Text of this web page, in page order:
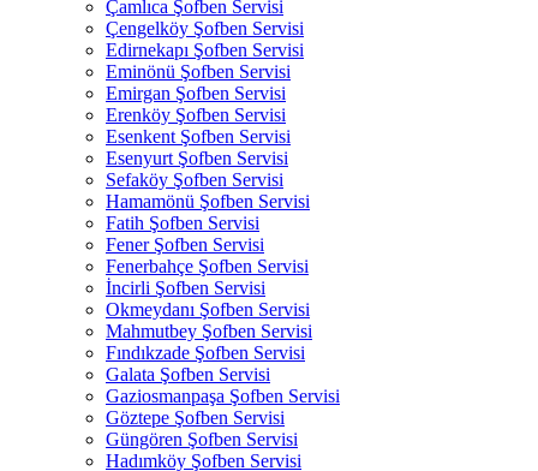
Çamlıca Şofben Servisi
Çengelköy Şofben Servisi
Edirnekapı Şofben Servisi
Eminönü Şofben Servisi
Emirgan Şofben Servisi
Erenköy Şofben Servisi
Esenkent Şofben Servisi
Esenyurt Şofben Servisi
Sefaköy Şofben Servisi
Hamamönü Şofben Servisi
Fatih Şofben Servisi
Fener Şofben Servisi
Fenerbahçe Şofben Servisi
İncirli Şofben Servisi
Okmeydanı Şofben Servisi
Mahmutbey Şofben Servisi
Fındıkzade Şofben Servisi
Galata Şofben Servisi
Gaziosmanpaşa Şofben Servisi
Göztepe Şofben Servisi
Güngören Şofben Servisi
Hadımköy Şofben Servisi